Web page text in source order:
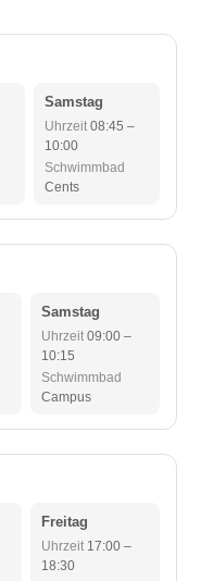
Samstag
Uhrzeit08:45 –
10:00
Schwimmbad
Cents
Samstag
Uhrzeit 09:00 –
10:15
Schwimmbad
Campus
Freitag
Uhrzeit 17:00 –
18:30